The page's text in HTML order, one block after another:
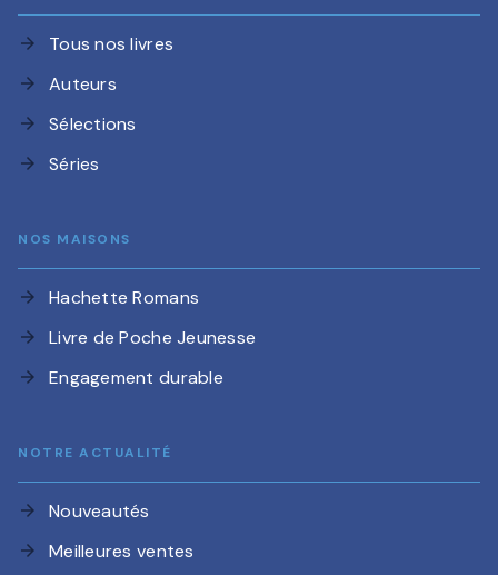
arrow_forward Tous nos livres
arrow_forward Auteurs
arrow_forward Sélections
arrow_forward Séries
NOS MAISONS
arrow_forward Hachette Romans
arrow_forward Livre de Poche Jeunesse
arrow_forward Engagement durable
NOTRE ACTUALITÉ
arrow_forward Nouveautés
arrow_forward Meilleures ventes